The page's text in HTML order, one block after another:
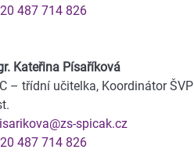
487 714 826
Kateřina Písaříková
– třídní učitelka, Koordinátor ŠVP
spicak.cz
487 714 826